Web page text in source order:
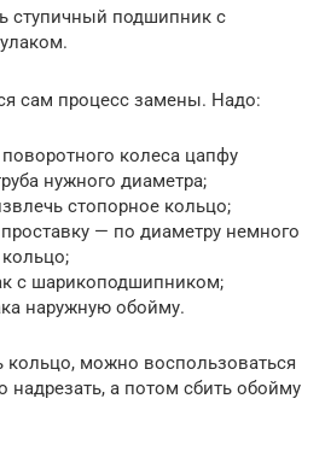
ступичный подшипник с
сам процесс замены. Надо:
колеса цапфу
нужного диаметра;
стопорное кольцо;
— по диаметру немного
с шарикоподшипником;
наружную обойму.
кольцо, можно воспользоваться
надрезать, а потом сбить обойму